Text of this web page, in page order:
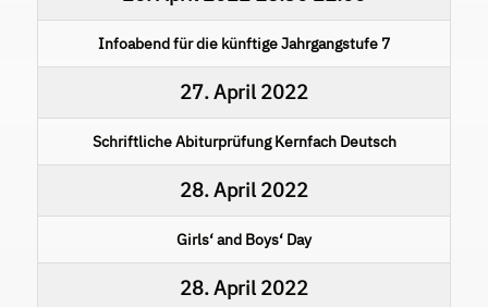
Infoabend für die künftige Jahrgangstufe 7
27. April 2022
Schriftliche Abiturprüfung Kernfach Deutsch
28. April 2022
Girls‘ and Boys‘ Day
28. April 2022